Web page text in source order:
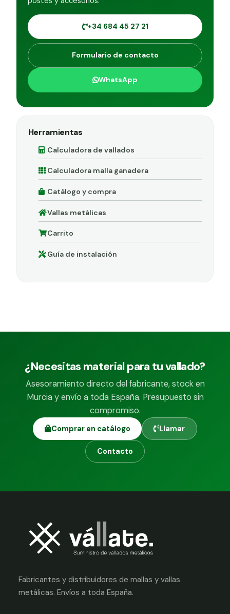
+34 684 45 27 21
Formulario de contacto
WhatsApp
Herramientas
Calculadora de vallados
Calculadora malla ganadera
Catálogo y compra
Vallas metálicas
Carrito
Guía de instalación
¿Necesitas material para tu vallado?
Asesoramiento directo del fabricante, stock en
Murcia y envío a toda España. Presupuesto sin
compromiso.
Comprar en catálogo Llamar
Contacto
Fabricantes y distribuidores de mallas y vallas
metálicas. Envíos a toda España.